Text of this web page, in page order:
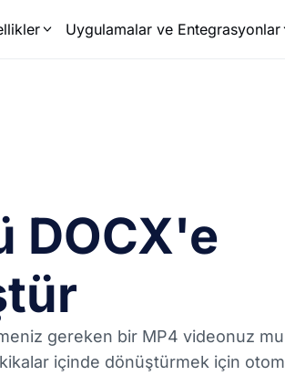
Uygulamalar ve Entegrasyonlar
DOCX'e
gereken bir MP4 videonuz
içinde dönüştürmek için